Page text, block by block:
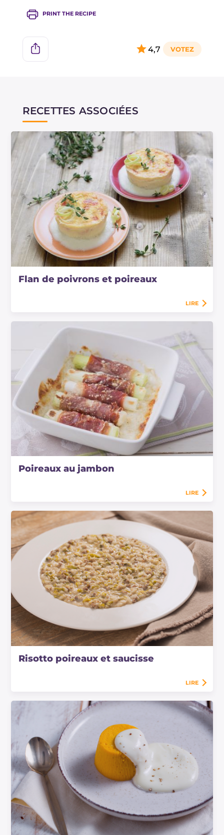
PRINT THE RECIPE
4,7
RECETTES ASSOCIÉES
Flan de poivrons et poireaux
LIRE
Poireaux au jambon
LIRE
Risotto poireaux et saucisse
LIRE